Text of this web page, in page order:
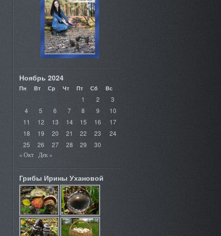
Ноябрь 2024
Пн Вт Ср Чт Пт Сб Вс
1 2
3
4
5 6 7 8 9
10
11
12 13 14 15 16
17
18
19 20 21 22 23
24
25
26 27 28 29 30
« Окт Дек »
Грибы Ирины Ухановой